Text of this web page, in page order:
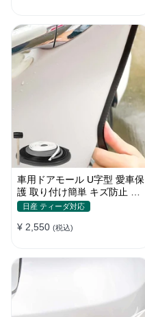
車用ドアモール U字型 愛車保
護 取り付け簡単 キズ防止 騒
音低減 5m バンパーストリッ
日産 ティーダ対応
¥ 2,550 (税込)